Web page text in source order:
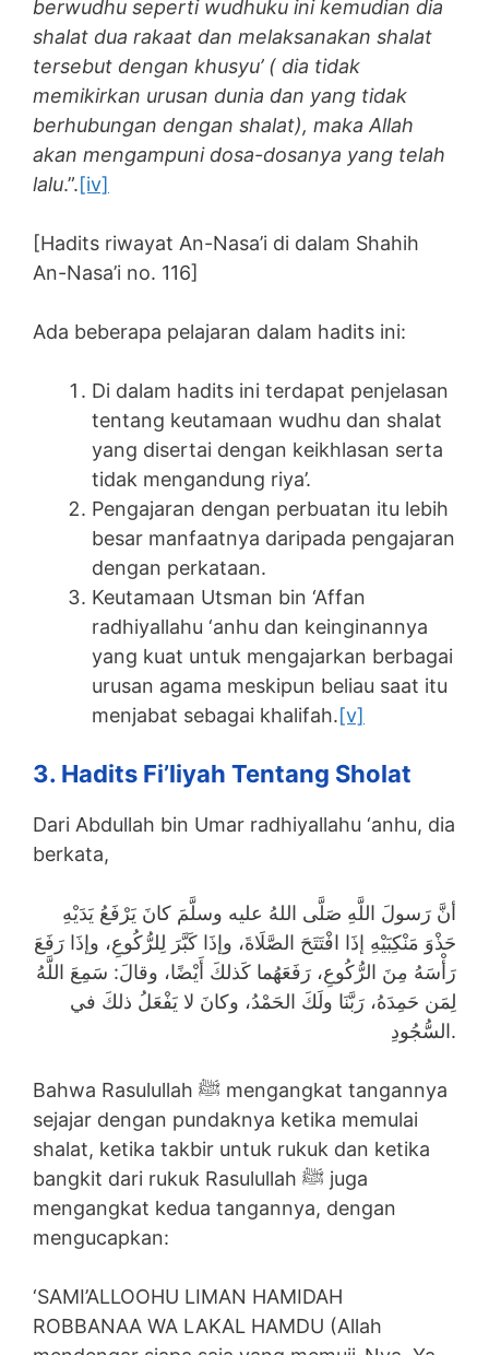
berwudhu seperti wudhuku ini kemudian dia
shalat dua rakaat dan melaksanakan shalat
tersebut dengan khusyu’ ( dia tidak
memikirkan urusan dunia dan yang tidak
berhubungan dengan shalat), maka Allah
akan mengampuni dosa-dosanya yang telah
lalu.”.[iv]
[Hadits riwayat An-Nasa’i di dalam Shahih
An-Nasa’i no. 116]
Ada beberapa pelajaran dalam hadits ini:
Di dalam hadits ini terdapat penjelasan
tentang keutamaan wudhu dan shalat
yang disertai dengan keikhlasan serta
tidak mengandung riya’.
Pengajaran dengan perbuatan itu lebih
besar manfaatnya daripada pengajaran
dengan perkataan.
Keutamaan Utsman bin ‘Affan
radhiyallahu ‘anhu dan keinginannya
yang kuat untuk mengajarkan berbagai
urusan agama meskipun beliau saat itu
menjabat sebagai khalifah.[v]
3. Hadits Fi’liyah Tentang Sholat
Dari Abdullah bin Umar radhiyallahu ‘anhu, dia
berkata,
أنَّ رَسولَ اللَّهِ صَلَّى اللهُ عليه وسلَّمَ كانَ يَرْفَعُ يَدَيْهِ
حَذْوَ مَنْكِبَيْهِ إذَا افْتَتَحَ الصَّلَاةَ، وإذَا كَبَّرَ لِلرُّكُوعِ، وإذَا رَفَعَ
رَأْسَهُ مِنَ الرُّكُوعِ، رَفَعَهُما كَذلكَ أَيْضًا، وقالَ: سَمِعَ اللَّهُ
لِمَن حَمِدَهُ، رَبَّنَا ولَكَ الحَمْدُ، وكانَ لا يَفْعَلُ ذلكَ في
السُّجُودِ.
Bahwa Rasulullah ﷺ mengangkat tangannya
sejajar dengan pundaknya ketika memulai
shalat, ketika takbir untuk rukuk dan ketika
bangkit dari rukuk Rasulullah ﷺ juga
mengangkat kedua tangannya, dengan
mengucapkan:
‘SAMI’ALLOOHU LIMAN HAMIDAH
ROBBANAA WA LAKAL HAMDU (Allah